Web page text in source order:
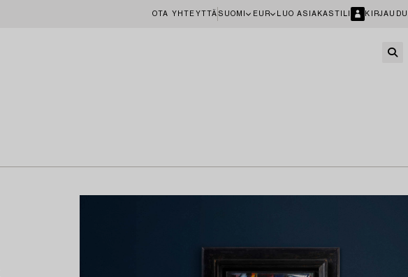
OTA YHTEYTTÄ SUOMI EUR LUO ASIAKASTILI KIRJAUDU